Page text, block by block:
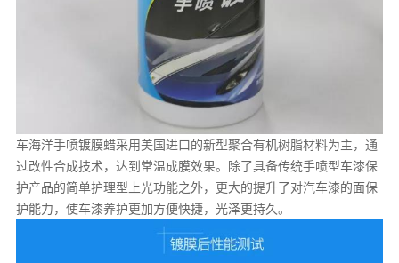
车海洋手喷镀膜蜡采用美国进口的新型聚合有机树脂材料为主，通
过改性合成技术，达到常温成膜效果。除了具备传统手喷型车漆保
护产品的简单护理型上光功能之外，更大的提升了对汽车漆的面保
护能力，使车漆养护更加方便快捷，光泽更持久。